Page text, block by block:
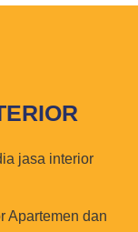
jasa interior
Apartemen dan